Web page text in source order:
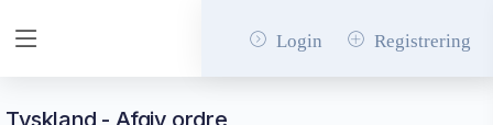
Login Registrering
Tyskland - Afgiv ordre